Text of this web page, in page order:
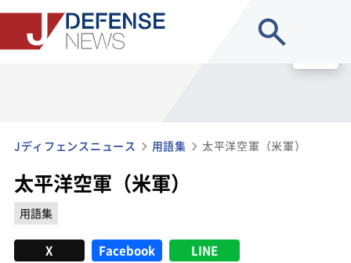
Jディフェンスニュース 用語集 太平洋空軍（米軍）
太平洋空軍（米軍）
用語集
X Facebook LINE